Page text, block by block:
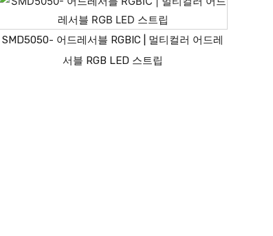
SMD5050- 어드레서블 RGBIC | 멀티컬러 어드레
서블 RGB LED 스트립